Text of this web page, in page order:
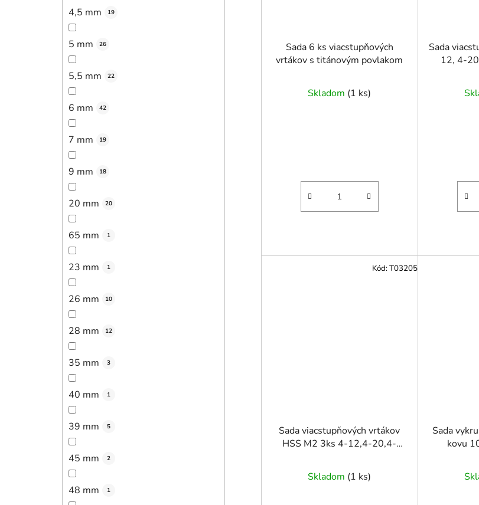
4,5 mm 19
5 mm 26
5,5 mm 22
6 mm 42
7 mm 19
9 mm 18
20 mm 20
65 mm 1
23 mm 1
26 mm 10
28 mm 12
35 mm 3
40 mm 1
39 mm 5
45 mm 2
48 mm 1
Sada 6 ks viacstupňových
vrtákov s titánovým povlakom
Skladom (1 ks)
Sada
12, 4-
Sada viacstupňových vrtákov
HSS M2 3ks 4-12,4-20,4-
Skladom (1 ks)
Kód:T03205
Sada
kovu